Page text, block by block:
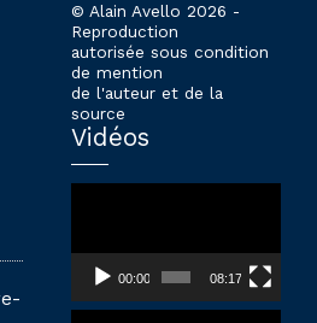
© Alain Avello 2026 -
Reproduction
autorisée sous condition
de mention
de l'auteur et de la
source
Vidéos
00:00 08:17